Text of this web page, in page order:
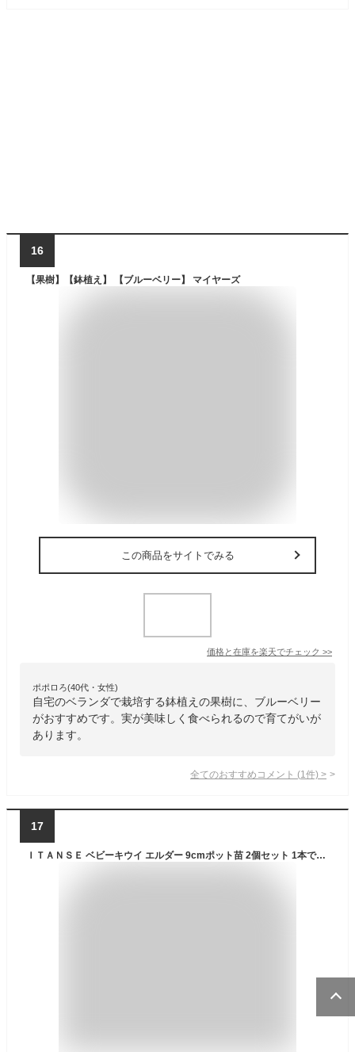
16
【果樹】【鉢植え】 【ブルーベリー】 マイヤーズ
この商品をサイトでみる
価格と在庫を楽天でチェック >>
ポポロろ(40代・女性)
自宅のベランダで栽培する鉢植えの果樹に、ブルーベリー
がおすすめです。実が美味しく食べられるので育てがいが
あります。
全てのおすすめコメント (1 件) >
17
ＩＴＡＮＳＥ ベビーキウイ エルダー 9cmポット苗 2個セット 1本で結実し皮ごと食べられる極甘サルナシ品種 果樹 挿し木苗